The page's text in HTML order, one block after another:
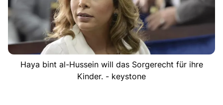
Haya bint al-Hussein will das Sorgerecht für ihre
Kinder. - keystone